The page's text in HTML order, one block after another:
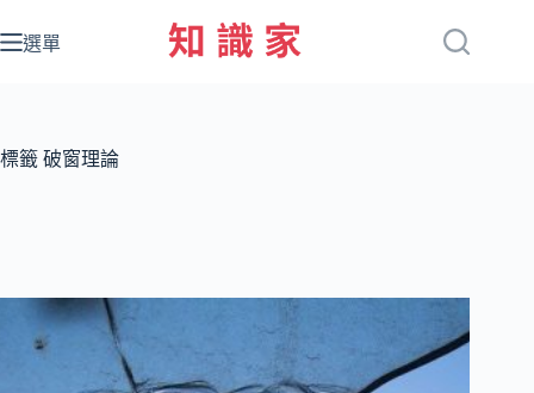
至
容
選單
標籤 破窗理論